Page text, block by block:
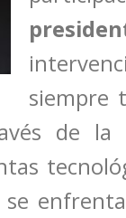
siempre
de
se